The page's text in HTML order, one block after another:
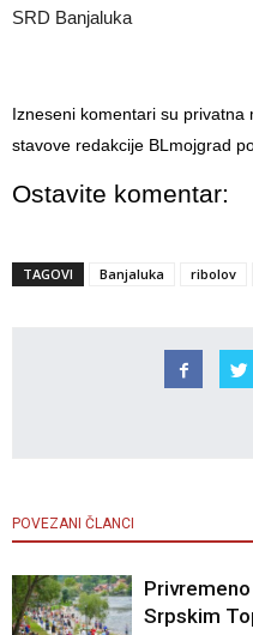
SRD Banjaluka
Izneseni komentari su privatna
stavove redakcije BLmojgrad
Ostavite komentar:
TAGOVI Banjaluka ribolov
POVEZANI ČLANCI
Srpskim